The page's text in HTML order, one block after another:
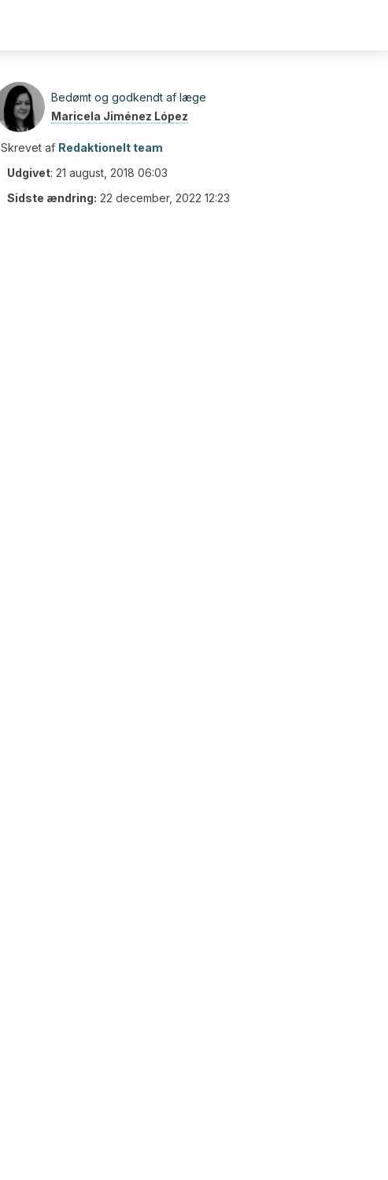
Bedømt og godkendt af læge
Maricela Jiménez López
Skrevet af Redaktionelt team
Udgivet: 21 august, 2018 06:03
Sidste ændring: 22 december, 2022 12:23